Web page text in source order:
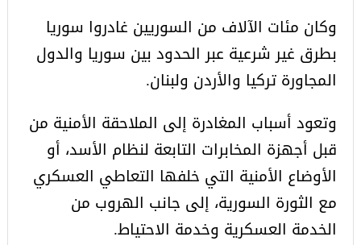
وكان مئات الآلاف من السوريين غادروا سوريا
بطرق غير شرعية عبر الحدود بين سوريا والدول
المجاورة تركيا والأردن ولبنان.
وتعود أسباب المغادرة إلى الملاحقة الأمنية من
قبل أجهزة المخابرات التابعة لنظام الأسد، أو
الأوضاع الأمنية التي خلفها التعاطي العسكري
مع الثورة السورية، إلى جانب الهروب من
الخدمة العسكرية وخدمة الاحتياط.